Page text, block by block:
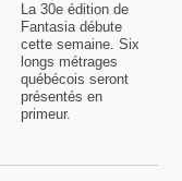
La 30e édition de
Fantasia débute
cette semaine. Six
longs métrages
québécois seront
présentés en
primeur.